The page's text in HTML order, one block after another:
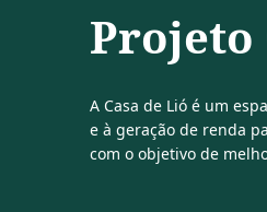
Projeto
A Casa de Lió é um
e à geração de renda
com o objetivo de